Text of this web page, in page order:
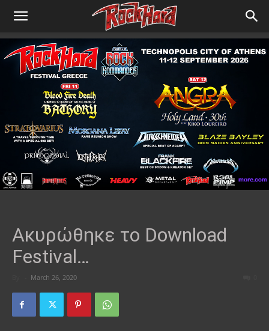
Ακυρώθηκε το Download
Festival…
March 26, 2020